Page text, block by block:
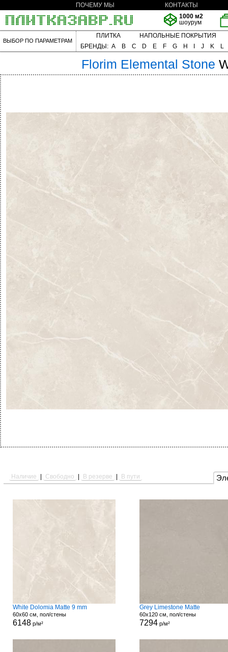
ПОЧЕМУ МЫ
КОНТАКТЫ
1000 м2
шоурум
ВЫБОР ПО ПАРАМЕТРАМ
ПЛИТКА
НАПОЛЬНЫЕ ПОКРЫТИЯ
БРЕНДЫ: A B C D E F G H J K L
Florim Elemental Stone
Наличие Свободно В резерве В пути
White Dolomia Matte 9 mm
60x60 см, пол/стены
6148 р/м²
Grey Limestone Matte
60x120 см, пол/стены
7294 р/м²